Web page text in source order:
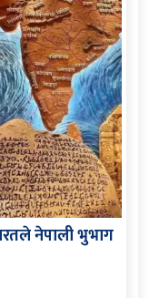
नेपाली भुभाग